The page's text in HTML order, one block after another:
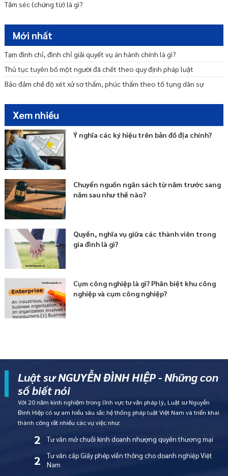
Tấm séc (chứng từ) là gì?
Mới nhất
Tạm đình chỉ, đình chỉ giải quyết vụ án hành chính là gì?
Thủ tục tuyên bố một người đã chết theo quy định pháp luật
Bảo đảm chế độ xét xử sơ thẩm, phúc thẩm theo tố tụng dân sự
Xem nhiều
Ý nghĩa các ký hiệu trên bản đồ địa chính?
Chuyển nguồn ngân sách từ năm trước sang
năm sau như thế nào?
Quyền, nghĩa vụ giữa các thành viên trong
gia đình là gì?
Cụm công nghiệp là gì? Phân biệt khu công
nghiệp và cụm công nghiệp?
Luật sư NGUYỄN ĐÌNH HIỆP - Những con
số biết nói
Với 20 năm kinh nghiệm trong lĩnh vực tư vấn pháp lý, Luật sư Nguyễn
Đình Hiệp có sự am hiểu sâu sắc hệ thống pháp luật Việt Nam và triển khai
thành công rất nhiều các vụ việc như:
2 Tư vấn mở chuỗi kinh doanh nhượng quyền thương mại
2
Tư vấn cấp Giấy phép viễn thông cho doanh nghiệp Việt
Nam